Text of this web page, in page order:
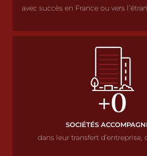
avec succès en France ou vers
SOCIÉTÉS
+0
dans leur transfert d’entreprise,